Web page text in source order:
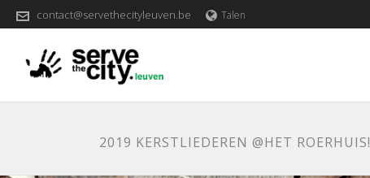
contact@servethecityleuven.be Talen
2019 KERSTLIEDEREN @HET ROERHUIS!